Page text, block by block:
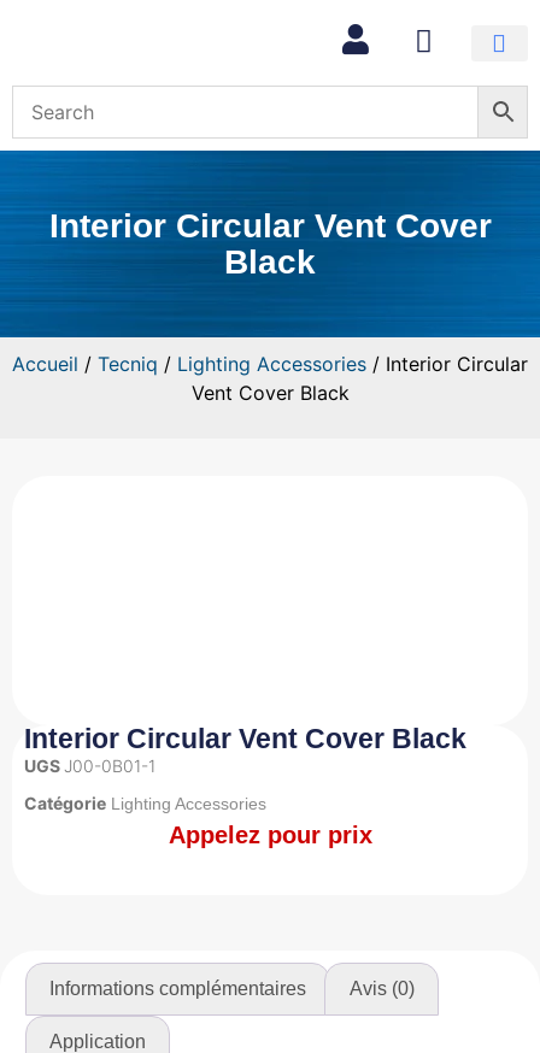
Interior Circular Vent Cover
Black
Accueil / Tecniq / Lighting Accessories / Interior Circular
Vent Cover Black
Interior Circular Vent Cover Black
UGSJ00-0B01-1
Catégorie Lighting Accessories
Appelez pour prix
Informations complémentaires Avis (0)
Application